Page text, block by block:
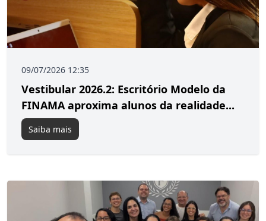
09/07/2026 12:35
Vestibular 2026.2: Escritório Modelo da
FINAMA aproxima alunos da realidade...
Saiba mais